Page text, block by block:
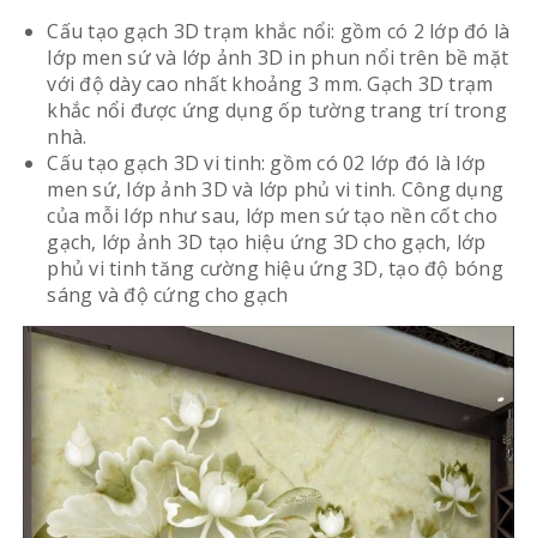
Cấu tạo gạch 3D trạm khắc nổi: gồm có 2 lớp đó là
lớp men sứ và lớp ảnh 3D in phun nổi trên bề mặt
với độ dày cao nhất khoảng 3 mm. Gạch 3D trạm
khắc nổi được ứng dụng ốp tường trang trí trong
nhà.
Cấu tạo gạch 3D vi tinh: gồm có 02 lớp đó là lớp
men sứ, lớp ảnh 3D và lớp phủ vi tinh. Công dụng
của mỗi lớp như sau, lớp men sứ tạo nền cốt cho
gạch, lớp ảnh 3D tạo hiệu ứng 3D cho gạch, lớp
phủ vi tinh tăng cường hiệu ứng 3D, tạo độ bóng
sáng và độ cứng cho gạch